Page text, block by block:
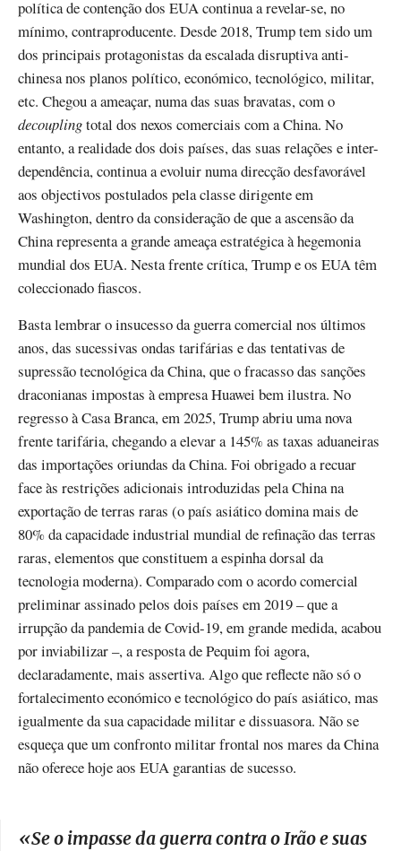
política de contenção dos EUA continua a revelar-se, no
mínimo, contraproducente. Desde 2018, Trump tem sido um
dos principais protagonistas da escalada disruptiva anti-
chinesa nos planos político, económico, tecnológico, militar,
etc. Chegou a ameaçar, numa das suas bravatas, com o
decouplingtotal dos nexos comerciais com a China. No
entanto, a realidade dos dois países, das suas relações e inter-
dependência, continua a evoluir numa direcção desfavorável
aos objectivos postulados pela classe dirigente em
Washington, dentro da consideração de que a ascensão da
China representa a grande ameaça estratégica à hegemonia
mundial dos EUA. Nesta frente crítica, Trump e os EUA têm
coleccionado fiascos.
Basta lembrar o insucesso da guerra comercial nos últimos
anos, das sucessivas ondas tarifárias e das tentativas de
supressão tecnológica da China, que o fracasso das sanções
draconianas impostas à empresa Huawei bem ilustra. No
regresso à Casa Branca, em 2025, Trump abriu uma nova
frente tarifária, chegando a elevar a 145% as taxas aduaneiras
das importações oriundas da China. Foi obrigado a recuar
face às restrições adicionais introduzidas pela China na
exportação de terras raras (o país asiático domina mais de
80% da capacidade industrial mundial de refinação das terras
raras, elementos que constituem a espinha dorsal da
tecnologia moderna). Comparado com o acordo comercial
preliminar assinado pelos dois países em 2019 – que a
irrupção da pandemia de Covid-19, em grande medida, acabou
por inviabilizar –, a resposta de Pequim foi agora,
declaradamente, mais assertiva. Algo que reflecte não só o
fortalecimento económico e tecnológico do país asiático, mas
igualmente da sua capacidade militar e dissuasora. Não se
esqueça que um confronto militar frontal nos mares da China
não oferece hoje aos EUA garantias de sucesso.
«Se o impasse da guerra contra o Irão e suas